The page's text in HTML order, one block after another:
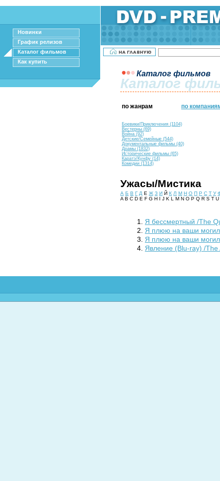
Новинки
График релизов
Каталог фильмов
Как купить
Каталог фильмов
Каталог
по жанрам по
Боевики/Приключения (1104)
Вестерны (69)
Война (92)
Детские/Семейные (544)
Документальные фильмы (40)
Драмы (1832)
Исторические фильмы (65)
Каратэ/Кунфу (14)
Комедии (1314)
Ужасы/Мистика
А Б В Г Д Е Ж З И Й К Л М Н О П Р С Т У
A B C D E F G H I J K L M N O P Q R S T
Я бессмертный /The
Я плюю на ваши
Я плюю на ваши
Явление (Blu-ray) /